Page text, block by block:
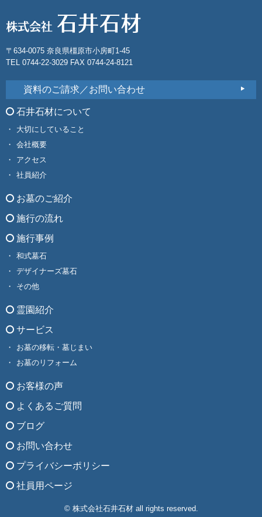
〒634-0075 奈良県橿原市小房町1-45
TEL 0744-22-3029 FAX 0744-24-8121
資料のご請求／お問い合わせ
石井石材について
大切にしていること
会社概要
アクセス
社員紹介
お墓のご紹介
施行の流れ
施行事例
和式墓石
デザイナーズ墓石
その他
霊園紹介
サービス
お墓の移転・墓じまい
お墓のリフォーム
お客様の声
よくあるご質問
ブログ
お問い合わせ
プライバシーポリシー
社員用ページ
© 株式会社石井石材 all rights reserved.